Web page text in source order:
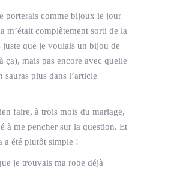
porterais comme bijoux le jour
m’était complètement sorti de la
juste que je voulais un bijou de
ça), mais pas encore avec quelle
sauras plus dans l’article
faire, à trois mois du mariage,
à me pencher sur la question. Et
a été plutôt simple !
je trouvais ma robe déjà